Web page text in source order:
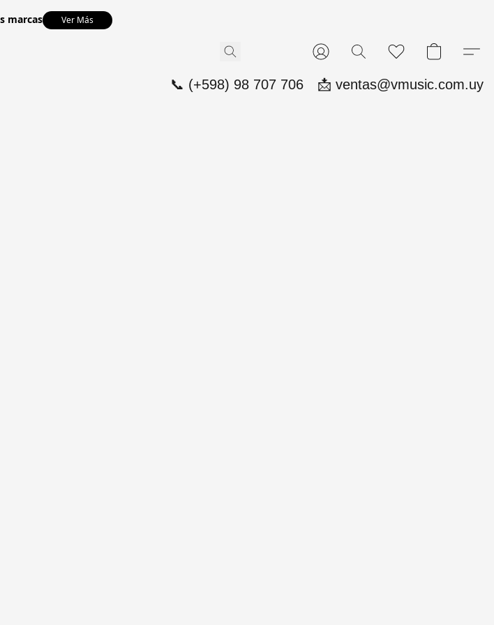
marcas Ver Más
📞 (+598) 98 707 706 📩 ventas@vmusic.com.uy